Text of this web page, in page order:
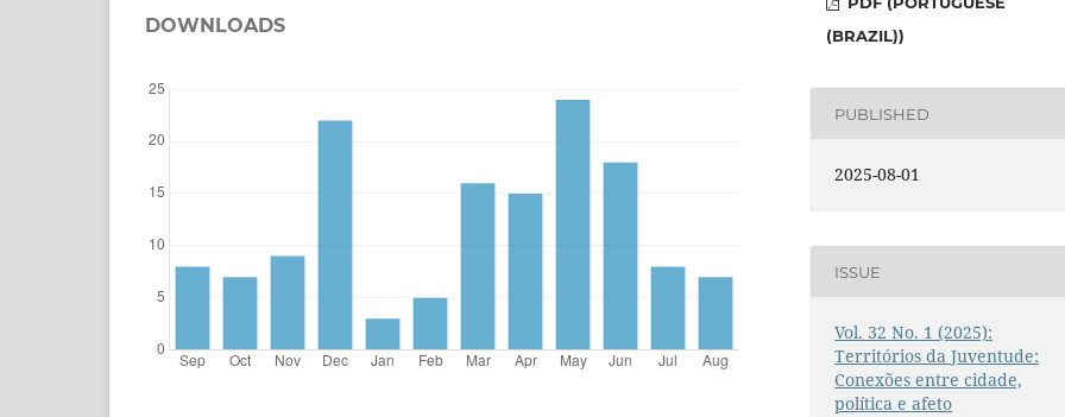
DOWNLOADS
(BRAZIL))
PUBLISHED
2025-08-01
ISSUE
Vol. 32 No. 1 (2025):
Territórios da Juventude:
Conexões entre cidade,
política e afeto